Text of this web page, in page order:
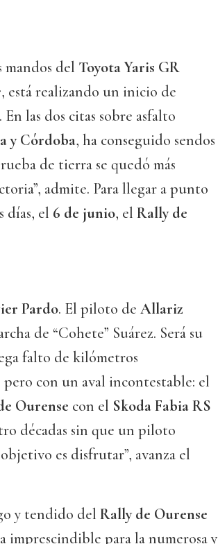
mandos del Toyota Yaris GR
, está realizando un inicio de
las dos citas sobre asfalto
y Córdoba, ha conseguido sendos
de tierra se quedó más
admite. Para llegar a punto
días, el 6 de junio, el Rally de
Pardo. El piloto de Allariz
de “Cohete” Suárez. Será su
falto de kilómetros
con un aval incontestable: el
Ourense con el Skoda Fabia RS
décadas sin que un piloto
es disfrutar”, avanza el
y tendido del Rally de Ourense
imprescindible para la numerosa y